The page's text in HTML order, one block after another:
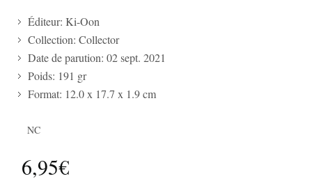
Éditeur: Ki-Oon
Collection: Collector
Date de parution: 02 sept. 2021
Poids: 191 gr
Format: 12.0 x 17.7 x 1.9 cm
NC
6,95€